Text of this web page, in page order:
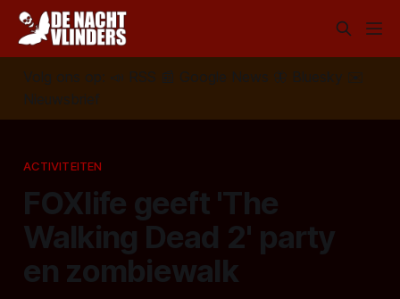
Volg ons op: 📣 RSS 📰 Google News 🦋 Bluesky
✉️
Nieuwsbrief
ACTIVITEITEN
FOXlife geeft 'The
Walking Dead 2' party
en zombiewalk